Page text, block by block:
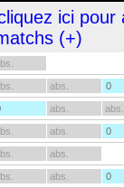
ici pour
(+)
abs. 0
abs. abs.
abs. 0
abs.
abs. 0